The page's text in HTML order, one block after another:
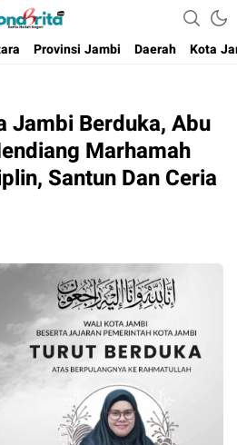
Harian Negeri
Provinsi Jambi Daerah Kota
Jambi Berduka, Abu
Marhamah
Santun Dan Ceria